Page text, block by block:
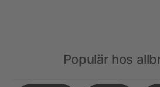
Populär hos